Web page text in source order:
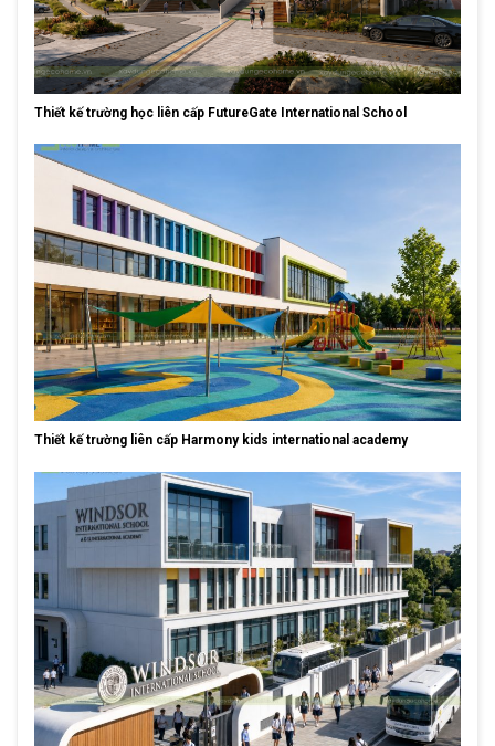
Thiết kế trường học liên cấp FutureGate International School
Thiết kế trường liên cấp Harmony kids international academy